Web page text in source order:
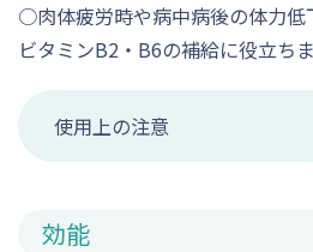
○肉体疲労時や病中病後の体力低
ビタミンB2・B6の補給に役立ちま
使用上の注意
効能